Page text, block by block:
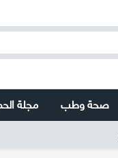
صحة وطب مجلة